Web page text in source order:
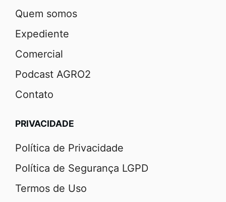
Quem somos
Expediente
Comercial
Podcast AGRO2
Contato
PRIVACIDADE
Política de Privacidade
Política de Segurança LGPD
Termos de Uso